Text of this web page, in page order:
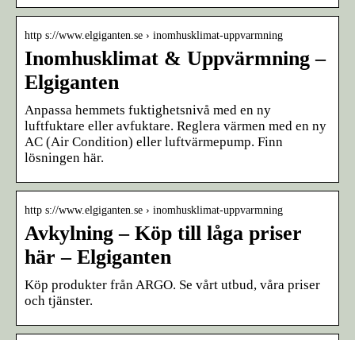
http s://www.elgiganten.se › inomhusklimat-uppvarmning
Inomhusklimat & Uppvärmning –
Elgiganten
Anpassa hemmets fuktighetsnivå med en ny
luftfuktare eller avfuktare. Reglera värmen med en ny
AC (Air Condition) eller luftvärmepump. Finn
lösningen här.
http s://www.elgiganten.se › inomhusklimat-uppvarmning
Avkylning – Köp till låga priser
här – Elgiganten
Köp produkter från ARGO. Se vårt utbud, våra priser
och tjänster.